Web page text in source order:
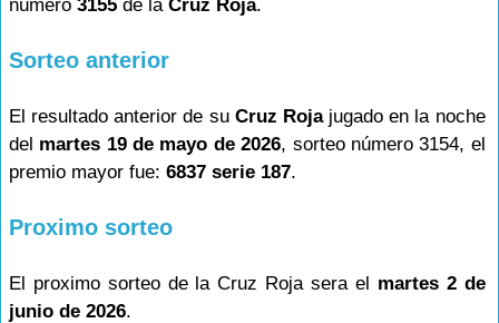
número 3155 de la Cruz Roja.
Sorteo anterior
El resultado anterior de su Cruz Rojajugado en la noche
del martes 19 de mayo de 2026, sorteo número 3154, el
premio mayor fue: 6837 serie 187.
Proximo sorteo
El proximo sorteo de la Cruz Roja sera el martes 2 de
junio de 2026.